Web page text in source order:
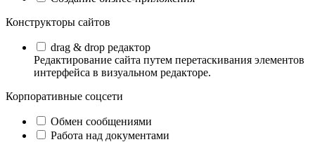
Конструкторы сайтов
drag & drop редактор
Редактирование сайта путем перетаскивания элементов
интерфейса в визуальном редакторе.
Корпоративные соцсети
Обмен сообщениями
Работа над документами